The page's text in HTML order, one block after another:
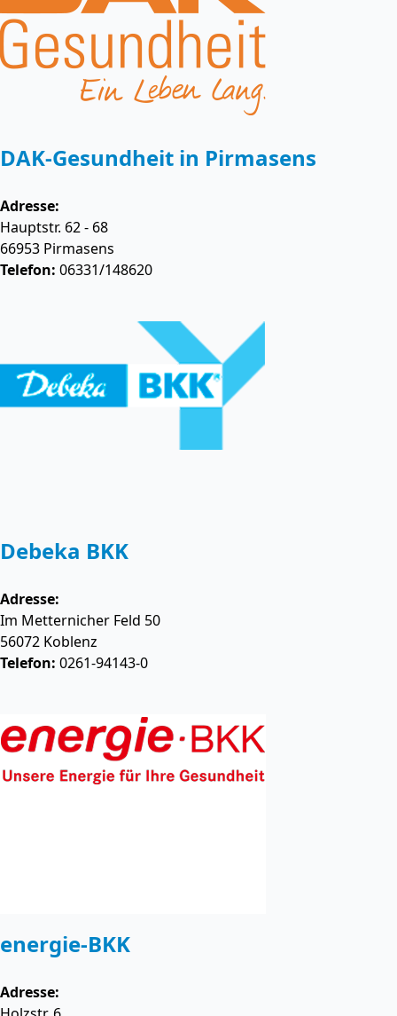
DAK-Gesundheit in Pirmasens
Adresse:
Hauptstr. 62 - 68
66953 Pirmasens
Telefon: 06331/148620
Debeka BKK
Adresse:
Im Metternicher Feld 50
56072 Koblenz
Telefon: 0261-94143-0
energie-BKK
Adresse: